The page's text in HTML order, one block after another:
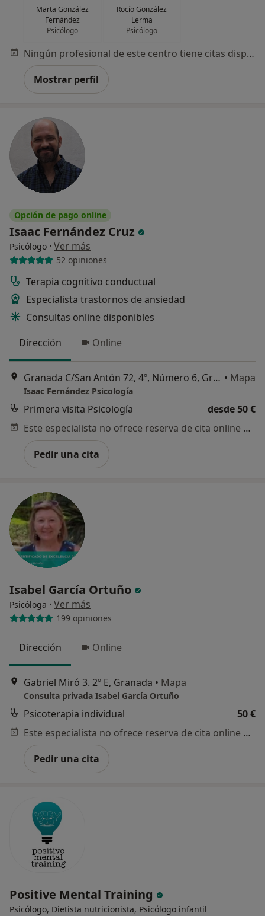
Marta González
Fernández
Psicólogo
Rocío González
Lerma
Psicólogo
Ningún profesional de este centro tiene citas disponibles
Mostrar perfil
Opción de pago online
Isaac Fernández Cruz
Psicólogo · Ver más
52 opiniones
Terapia cognitivo conductual
Especialista trastornos de ansiedad
Consultas online disponibles
Dirección
Online
Granada C/San Antón 72, 4º, Número 6, Granada • Mapa
Isaac Fernández Psicología
Primera visita Psicología
desde 50 €
Este especialista no ofrece reserva de cita online en esta dirección.
Pedir una cita
Isabel García Ortuño
Psicóloga · Ver más
199 opiniones
Dirección Online
Gabriel Miró 3. 2º E, Granada • Mapa
Consulta privada Isabel García Ortuño
Psicoterapia individual
50 €
Este especialista no ofrece reserva de cita online en esta dirección.
Pedir una cita
Positive Mental Training
Psicólogo, Dietista nutricionista, Psicólogo infantil